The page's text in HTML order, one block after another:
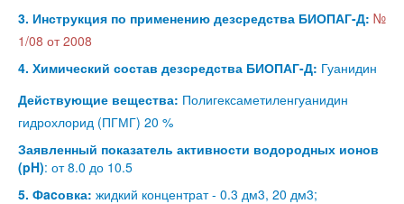
3. Инструкция по применению дезсредства БИОПАГ-Д: №
1/08 от 2008
4. Химический состав дезсредства БИОПАГ-Д: Гуанидин
Действующие вещества: Полигексаметиленгуанидин
гидрохлорид (ПГМГ) 20 %
Заявленный показатель активности водородных ионов
(pH): от 8.0 до 10.5
5. Фacовка: жидкий концентрат - 0.3 дм3, 20 дм3;